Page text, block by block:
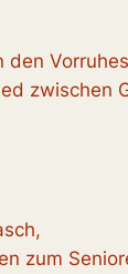
den
zwischen
zum